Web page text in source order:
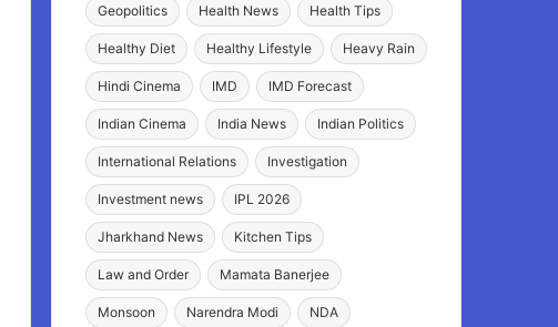
Geopolitics Health News Health Tips
Healthy Diet Healthy Lifestyle Heavy Rain
Hindi Cinema IMD IMD Forecast
Indian Cinema India News Indian Politics
International Relations Investigation
Investment news IPL 2026
Jharkhand News Kitchen Tips
Law and Order Mamata Banerjee
Monsoon Narendra Modi NDA